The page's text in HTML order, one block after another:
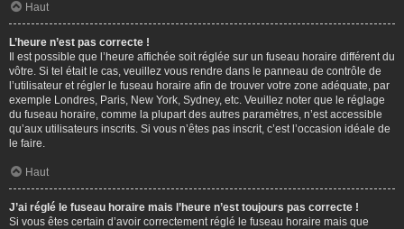
Haut
L’heure n’est pas correcte !
Il est possible que l’heure affichée soit réglée sur un fuseau horaire différent du
vôtre. Si tel était le cas, veuillez vous rendre dans le panneau de contrôle de
l’utilisateur et régler le fuseau horaire afin de trouver votre zone adéquate, par
exemple Londres, Paris, New York, Sydney, etc. Veuillez noter que le réglage
du fuseau horaire, comme la plupart des autres paramètres, n’est accessible
qu’aux utilisateurs inscrits. Si vous n’êtes pas inscrit, c’est l’occasion idéale de
le faire.
Haut
J’ai réglé le fuseau horaire mais l’heure n’est toujours pas correcte !
Si vous êtes certain d’avoir correctement réglé le fuseau horaire mais que